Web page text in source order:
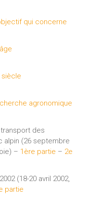
qui concerne
agronomique
des
alpin (26 septembre
– 1ère partie – 2e
(18-20 avril 2002,
partie